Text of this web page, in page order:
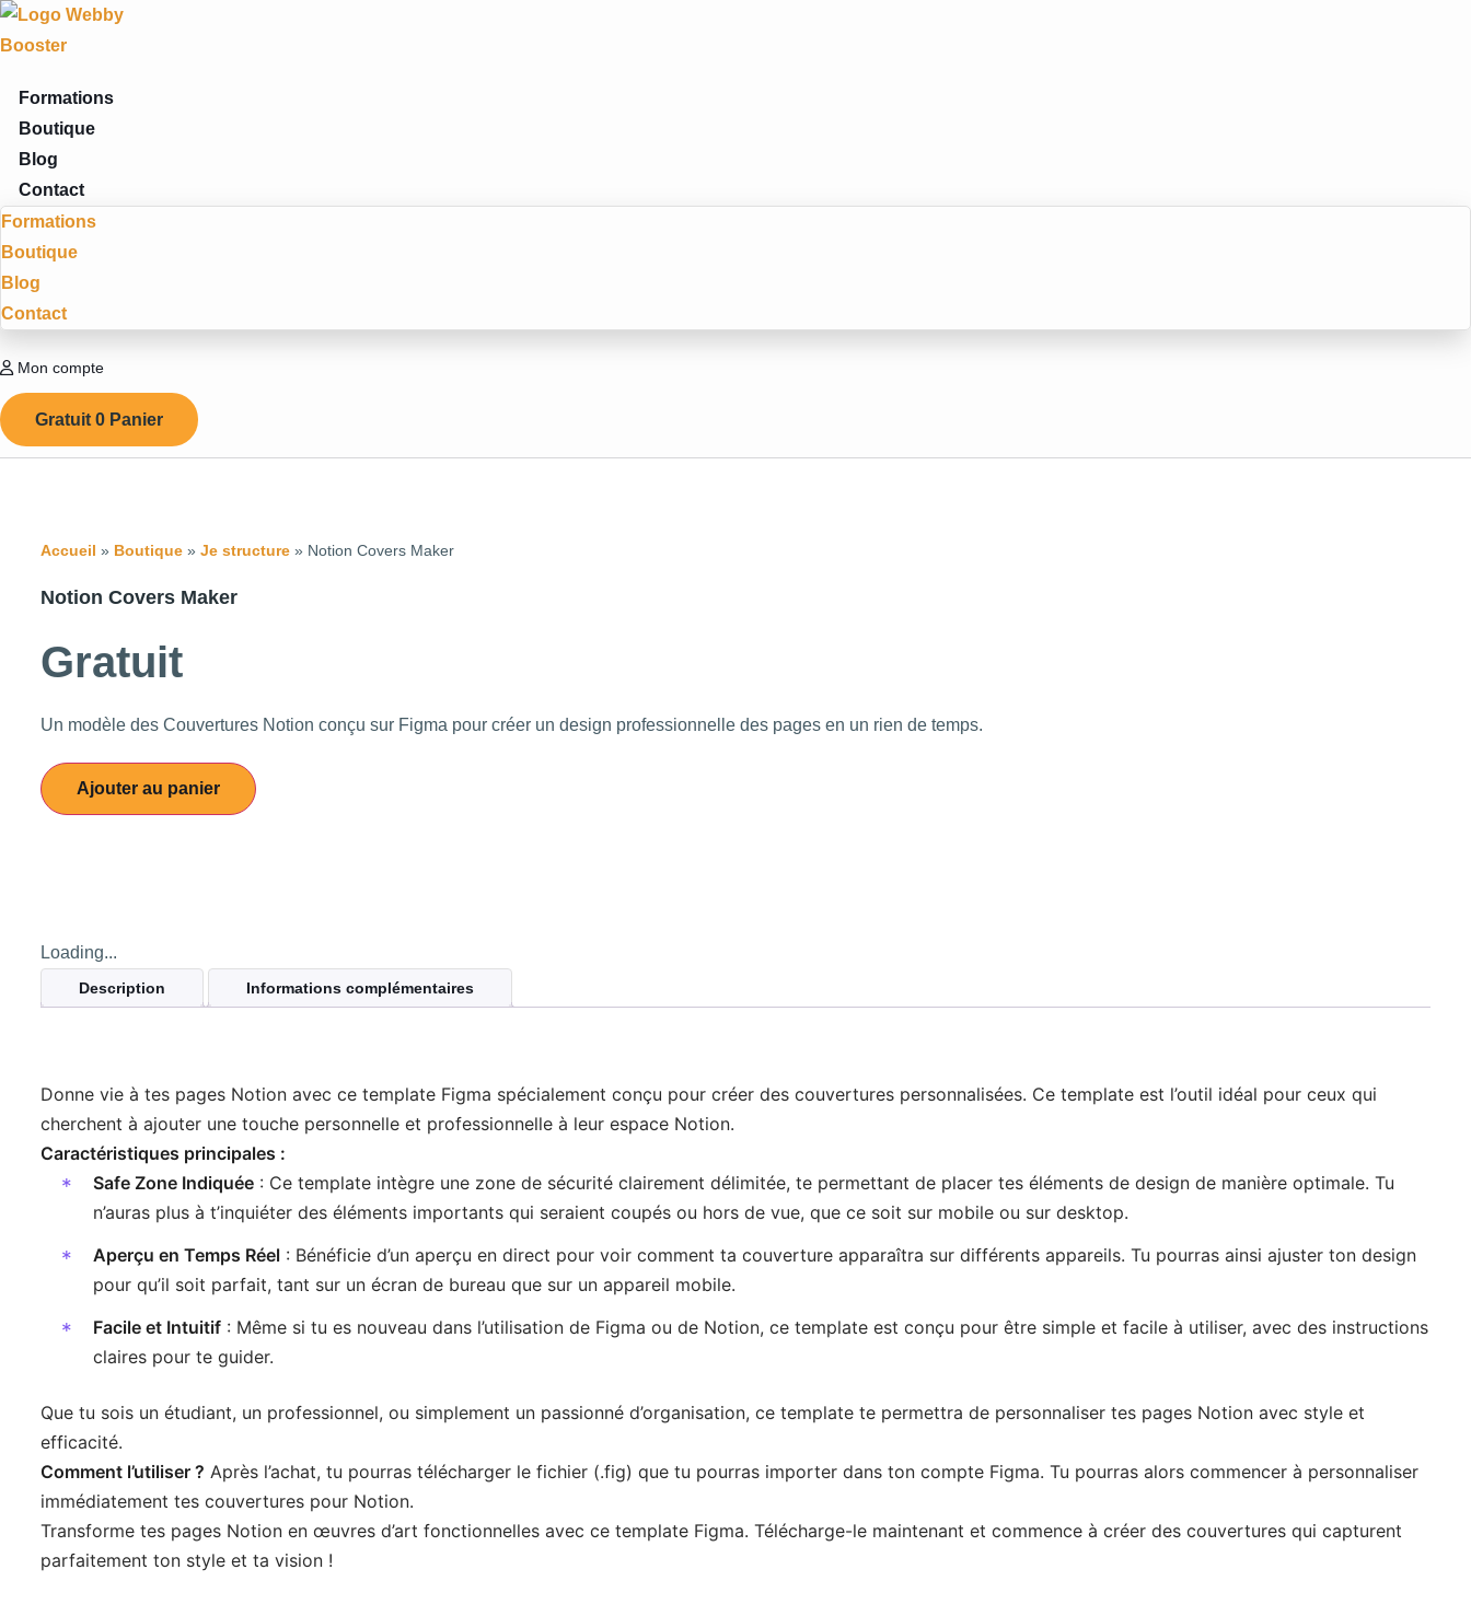
Aller
au
Formations
Boutique
Blog
Contact
Formations
Boutique
Blog
Contact
Mon compte
Gratuit 0 Panier
Accueil » Boutique » Je structure » Notion Covers Maker
Notion Covers Maker
Gratuit
Un modèle des Couvertures Notion conçu sur Figma pour créer un design professionnelle des pages en un rien de temps.
Ajouter au panier
Loading...
Description Informations complémentaires
Donne vie à tes pages Notion avec ce template Figma spécialement conçu pour créer des couvertures personnalisées. Ce template est l’outil idéal pour ceux qui
cherchent à ajouter une touche personnelle et professionnelle à leur espace Notion.
Caractéristiques principales :
Safe Zone Indiquée: Ce template intègre une zone de sécurité clairement délimitée, te permettant de placer tes éléments de design de manière optimale. Tu
n’auras plus à t’inquiéter des éléments importants qui seraient coupés ou hors de vue, que ce soit sur mobile ou sur desktop.
Aperçu en Temps Réel: Bénéficie d’un aperçu en direct pour voir comment ta couverture apparaîtra sur différents appareils. Tu pourras ainsi ajuster ton design
pour qu’il soit parfait, tant sur un écran de bureau que sur un appareil mobile.
Facile et Intuitif: Même si tu es nouveau dans l’utilisation de Figma ou de Notion, ce template est conçu pour être simple et facile à utiliser, avec des instructions
claires pour te guider.
Que tu sois un étudiant, un professionnel, ou simplement un passionné d’organisation, ce template te permettra de personnaliser tes pages Notion avec style et
efficacité.
Comment l’utiliser ? Après l’achat, tu pourras télécharger le fichier (.fig) que tu pourras importer dans ton compte Figma. Tu pourras alors commencer à personnaliser
immédiatement tes couvertures pour Notion.
Transforme tes pages Notion en œuvres d’art fonctionnelles avec ce template Figma. Télécharge-le maintenant et commence à créer des couvertures qui capturent
parfaitement ton style et ta vision !